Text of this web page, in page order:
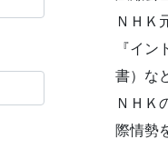
ＮＨＫ
『イ
書）な
ＮＨＫ
際情勢